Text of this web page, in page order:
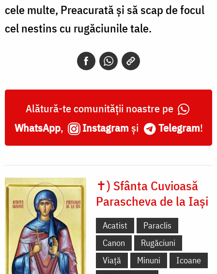
cele multe, Preacurată şi să scap de focul
cel nestins cu rugăciunile tale.
Alătură-te comunității noastre pe
WhatsApp, Instagram și Telegram!
✝) Sfânta Cuvioasă
Parascheva de la Iași
Acatist
Paraclis
Canon
Rugăciuni
Viață
Minuni
Icoane